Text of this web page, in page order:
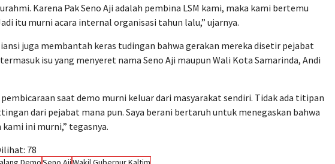
Karena Pak Seno Aji adalah pembina LSM kami, maka kami bertemu
itu murni acara internal organisasi tahun lalu,” ujarnya.
juga membantah keras tudingan bahwa gerakan mereka disetir pejabat
isu yang menyeret nama Seno Aji maupun Wali Kota Samarinda, Andi
pembicaraan saat demo murni keluar dari masyarakat sendiri. Tidak ada titipan
dari pejabat mana pun. Saya berani bertaruh untuk menegaskan bahwa
kami ini murni,” tegasnya.
78